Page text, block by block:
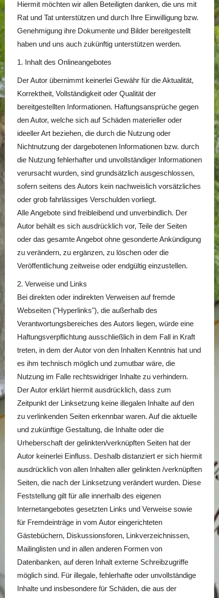
Hiermit möchten wir allen Beteiligten danken, die uns mit
Rat und Tat unterstützen und durch Ihre Einwilligung bzw.
Genehmigung ihre Dokumente und Bilder bereitgestellt
haben und uns auch zukünftig unterstützen werden.
1. Inhalt des Onlineangebotes
Der Autor übernimmt keinerlei Gewähr für die Aktualität,
Korrektheit, Vollständigkeit oder Qualität der
bereitgestellten Informationen. Haftungsansprüche gegen
den Autor, welche sich auf Schäden materieller oder
ideeller Art beziehen, die durch die Nutzung oder
Nichtnutzung der dargebotenen Informationen bzw. durch
die Nutzung fehlerhafter und unvollständiger Informationen
verursacht wurden, sind grundsätzlich ausgeschlossen,
sofern seitens des Autors kein nachweislich vorsätzliches
oder grob fahrlässiges Verschulden vorliegt.
Alle Angebote sind freibleibend und unverbindlich. Der
Autor behält es sich ausdrücklich vor, Teile der Seiten
oder das gesamte Angebot ohne gesonderte Ankündigung
zu verändern, zu ergänzen, zu löschen oder die
Veröffentlichung zeitweise oder endgültig einzustellen.
2. Verweise und Links
Bei direkten oder indirekten Verweisen auf fremde
Webseiten ("Hyperlinks"), die außerhalb des
Verantwortungsbereiches des Autors liegen, würde eine
Haftungsverpflichtung ausschließlich in dem Fall in Kraft
treten, in dem der Autor von den Inhalten Kenntnis hat und
es ihm technisch möglich und zumutbar wäre, die
Nutzung im Falle rechtswidriger Inhalte zu verhindern.
Der Autor erklärt hiermit ausdrücklich, dass zum
Zeitpunkt der Linksetzung keine illegalen Inhalte auf den
zu verlinkenden Seiten erkennbar waren. Auf die aktuelle
und zukünftige Gestaltung, die Inhalte oder die
Urheberschaft der gelinkten/verknüpften Seiten hat der
Autor keinerlei Einfluss. Deshalb distanziert er sich hiermit
ausdrücklich von allen Inhalten aller gelinkten /verknüpften
Seiten, die nach der Linksetzung verändert wurden. Diese
Feststellung gilt für alle innerhalb des eigenen
Internetangebotes gesetzten Links und Verweise sowie
für Fremdeinträge in vom Autor eingerichteten
Gästebüchern, Diskussionsforen, Linkverzeichnissen,
Mailinglisten und in allen anderen Formen von
Datenbanken, auf deren Inhalt externe Schreibzugriffe
möglich sind. Für illegale, fehlerhafte oder unvollständige
Inhalte und insbesondere für Schäden, die aus der